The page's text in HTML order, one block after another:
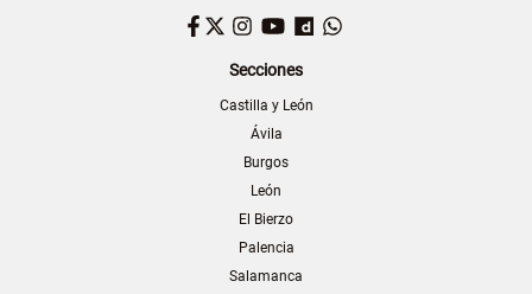
Facebook
TwitterInstagram
YouTubeDailymotion
Secciones
Castilla y León
Ávila
Burgos
León
El Bierzo
Palencia
Salamanca